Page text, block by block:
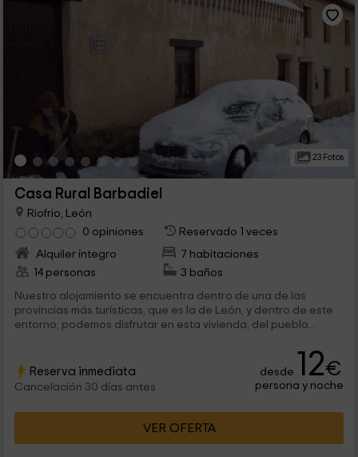
23 Fotos
Casa Rural Barbadiel
Riofrio, León
0 opiniones
Reservado 1 veces
Alquiler íntegro
7 habitaciones
14 personas
3 baños
Nuestro alojamiento se encuentra dentro de una de las
provincias más turísticas, que es la de León, y dentro de este
entorno, podemos disfrutar en esta vivienda, del pueblo...
Reserva inmediata
Cancelación 30 días antes
desde 12€
persona y noche
VER OFERTA